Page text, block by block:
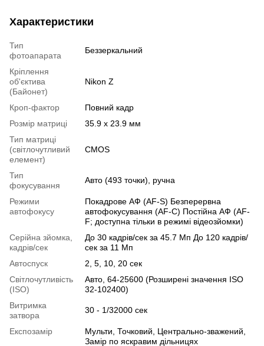
Характеристики
Тип
фотоапарата
Беззеркальний
Кріплення
об'єктива
(Байонет)
Nikon Z
Кроп-фактор
Повний кадр
Розмір матриці
35.9 x 23.9 мм
Тип матриці
(світлочутливий
елемент)
CMOS
Тип
фокусування
Авто (493 точки), ручна
Режими
автофокусу
Покадрове АФ (AF-S) Безперервна
автофокусування (AF-C) Постійна АФ ​​(AF-
F; доступна тільки в режимі відеозйомки)
Серійна зйомка,
кадрів/сек
До 30 кадрів/сек за 45.7 Мп До 120 кадрів/
сек за 11 Мп
Автоспуск
2, 5, 10, 20 сек
Світлочутливість
(ISO)
Авто, 64-25600 (Розширені значення ISO
32-102400)
Витримка
затвора
30 - 1/32000 сек
Експозамір
Мульти, Точковий, Центрально-зважений,
Замір по яскравим дільницях